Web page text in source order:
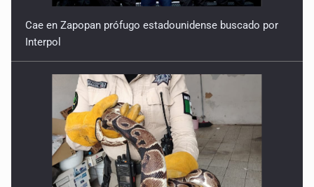
Cae en Zapopan prófugo estadounidense buscado por
Interpol